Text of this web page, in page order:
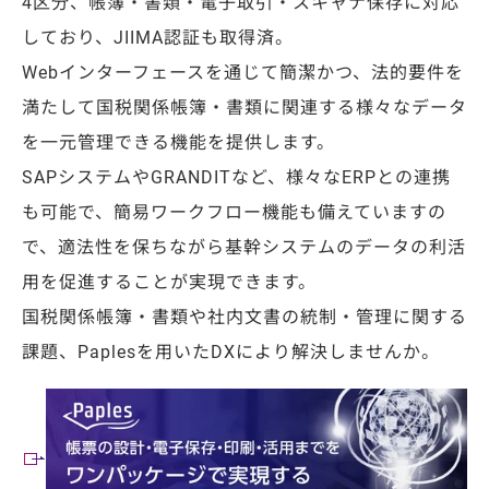
しており、JIIMA認証も取得済。
Webインターフェースを通じて簡潔かつ、法的要件を
満たして国税関係帳簿・書類に関連する様々なデータ
を一元管理できる機能を提供します。
SAPシステムやGRANDITなど、様々なERPとの連携
も可能で、簡易ワークフロー機能も備えていますの
で、適法性を保ちながら基幹システムのデータの利活
用を促進することが実現できます。
国税関係帳簿・書類や社内文書の統制・管理に関する
課題、Paplesを用いたDXにより解決しませんか。